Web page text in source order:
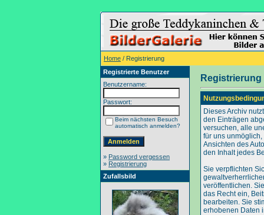
Home / Registrierung
Registrierte Benutzer
Benutzername:
Passwort:
Beim nächsten Besuch
automatisch anmelden?
» Password vergessen
» Registrierung
Zufallsbild
Registrierung
Dieses Archiv
den Einträgen
versuchen, alle
für uns
Ansichten des
den Inhalt jedes
Sie verpflichten
veröffentlichen.
das Recht ein,
bearbeiten. Sie
erhobenen Daten